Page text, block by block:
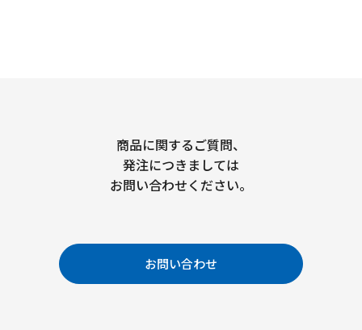
商品に関するご質問、
発注につきましては
お問い合わせください。
お問い合わせ